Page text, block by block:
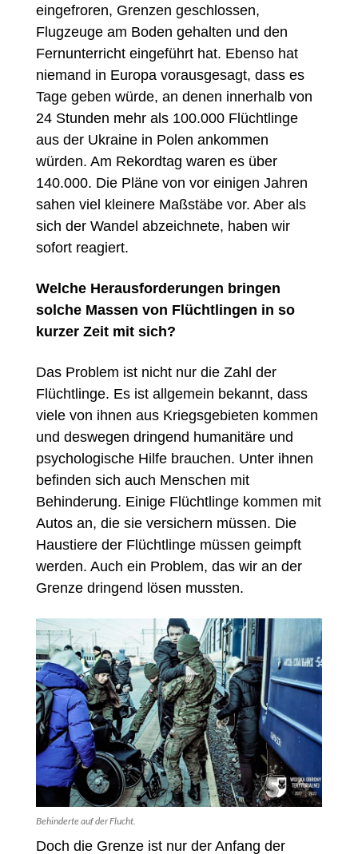
eingefroren, Grenzen geschlossen,
Flugzeuge am Boden gehalten und den
Fernunterricht eingeführt hat. Ebenso hat
niemand in Europa vorausgesagt, dass es
Tage geben würde, an denen innerhalb von
24 Stunden mehr als 100.000 Flüchtlinge
aus der Ukraine in Polen ankommen
würden. Am Rekordtag waren es über
140.000. Die Pläne von vor einigen Jahren
sahen viel kleinere Maßstäbe vor. Aber als
sich der Wandel abzeichnete, haben wir
sofort reagiert.
Welche Herausforderungen bringen
solche Massen von Flüchtlingen in so
kurzer Zeit mit sich?
Das Problem ist nicht nur die Zahl der
Flüchtlinge. Es ist allgemein bekannt, dass
viele von ihnen aus Kriegsgebieten kommen
und deswegen dringend humanitäre und
psychologische Hilfe brauchen. Unter ihnen
befinden sich auch Menschen mit
Behinderung. Einige Flüchtlinge kommen mit
Autos an, die sie versichern müssen. Die
Haustiere der Flüchtlinge müssen geimpft
werden. Auch ein Problem, das wir an der
Grenze dringend lösen mussten.
Behinderte auf der Flucht.
Doch die Grenze ist nur der Anfang der